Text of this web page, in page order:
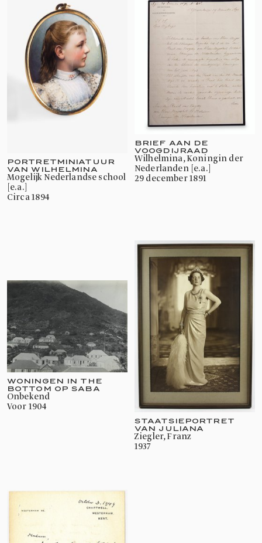
PORTRETMINIATUUR
VAN WILHELMINA
mogelijk Nederlandse school
[e.a.]
circa 1894
BRIEF AAN DE
VOOGDIJRAAD
Wilhelmina, Koningin der
Nederlanden [e.a.]
29 december 1891
WONINGEN IN THE
BOTTOM OP SABA
onbekend
voor 1904
STAATSIEPORTRET
VAN JULIANA
Ziegler, Franz
1937